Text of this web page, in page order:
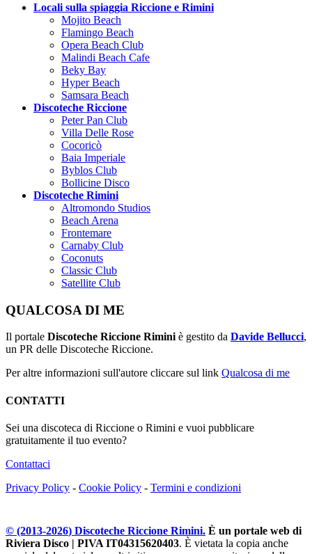
Locali sulla spiaggia Riccione e Rimini
Mojito Beach
Flamingo Beach
Opera Beach Club
Malindi Beach Cafe
Beky Bay
Hyper Beach
Samsara Beach
Discoteche Riccione
Peter Pan Club
Villa Delle Rose
Cocoricò
Baia Imperiale
Byblos Club
Bollicine Disco
Discoteche Rimini
Altromondo Studios
Beach Arena
Frontemare
Carnaby Club
Coconuts
Classic Club
Satellite Club
QUALCOSA DI ME
Il portale Discoteche Riccione Riminiè gestito da Davide Bellucci,
un PR delle Discoteche Riccione.
Per altre informazioni sull'autore cliccare sul link Qualcosa di me
CONTATTI
Sei una discoteca di Riccione o Rimini e vuoi pubblicare
gratuitamente il tuo evento?
Contattaci
Privacy Policy - Cookie Policy - Termini e condizioni
© (2013-2026) Discoteche Riccione Rimini. È un portale web di
Riviera Disco | PIVA IT04315620403. È vietata la copia anche